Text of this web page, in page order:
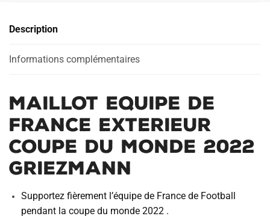
COUPE
MONDE
Description
Informations complémentaires
MAILLOT EQUIPE DE
FRANCE EXTERIEUR
COUPE DU MONDE 2022
GRIEZMANN
Supportez fièrement l’équipe de France de Football
pendant la coupe du monde 2022 .